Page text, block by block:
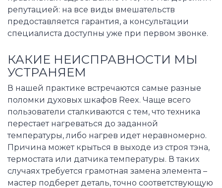
репутацией: на все виды вмешательств
предоставляется гарантия, а консультации
специалиста доступны уже при первом звонке.
КАКИЕ НЕИСПРАВНОСТИ МЫ
УСТРАНЯЕМ
В нашей практике встречаются самые разные
поломки духовых шкафов Reex. Чаще всего
пользователи сталкиваются с тем, что техника
перестает нагреваться до заданной
температуры, либо нагрев идет неравномерно.
Причина может крыться в выходе из строя тэна,
термостата или датчика температуры. В таких
случаях требуется грамотная замена элемента –
мастер подберет деталь, точно соответствующую